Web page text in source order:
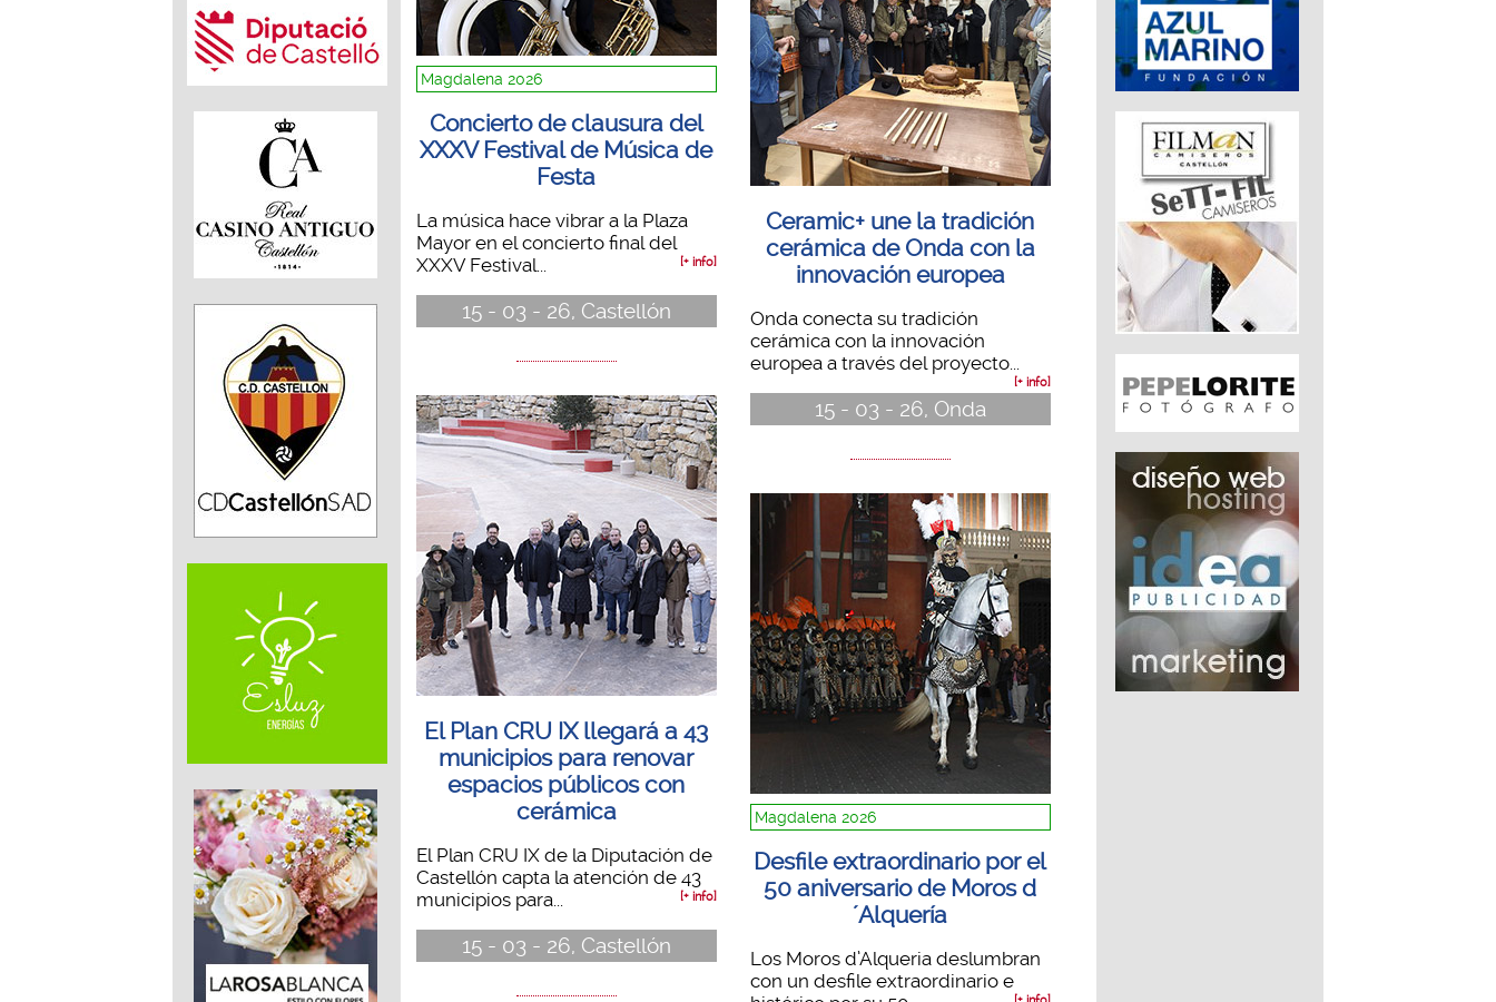
Magdalena 2026
Concierto de clausura del
XXXV Festival de Música de
Festa
La música hace vibrar a la Plaza
Mayor en el concierto final del
XXXV Festival...
[+ info]
15 - 03 - 26, Castellón
El Plan CRU IX llegará a 43
municipios para renovar
espacios públicos con
cerámica
El Plan CRU IX de la Diputación de
Castellón capta la atención de 43
municipios para...
[+ info]
15 - 03 - 26, Castellón
Ceramic+ une la tradición
cerámica de Onda con la
innovación europea
Onda conecta su tradición
cerámica con la innovación
europea a través del proyecto...
[+ info]
15 - 03 - 26, Onda
Magdalena 2026
Desfile extraordinario por el
50 aniversario de Moros d
´Alquería
Los Moros d’Alqueria deslumbran
con un desfile extraordinario e